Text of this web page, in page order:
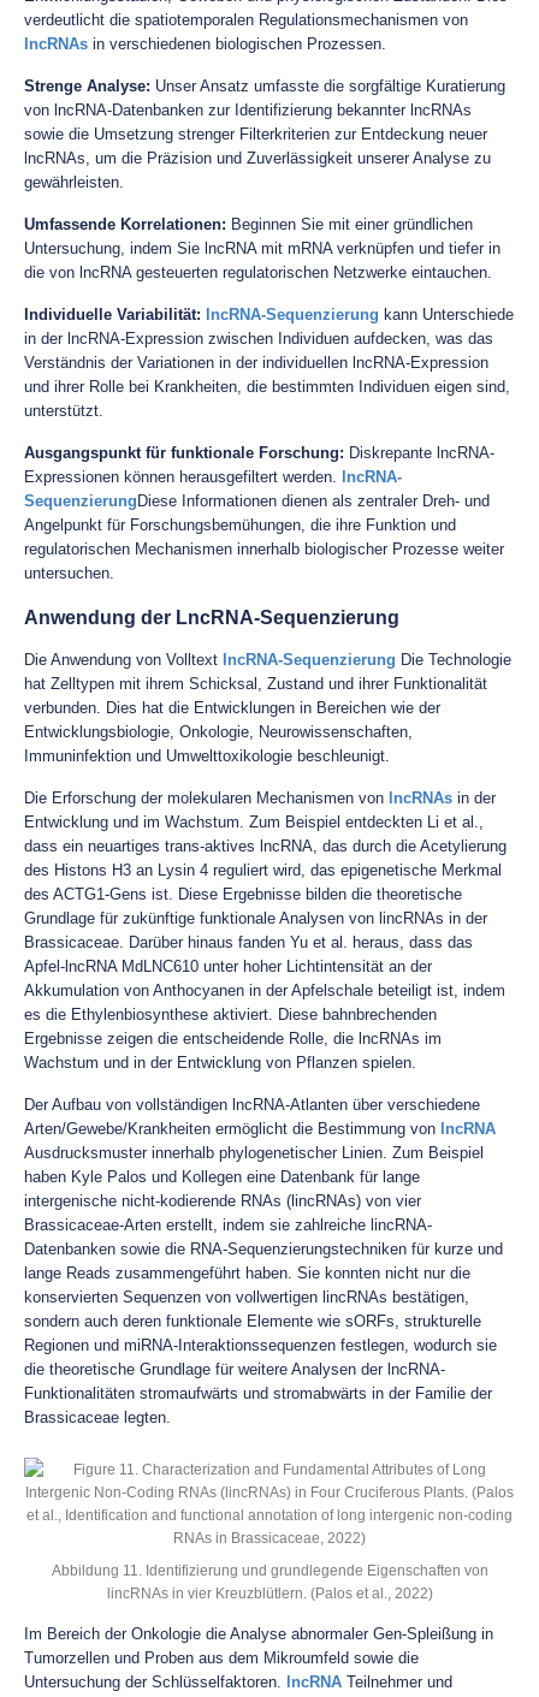
verdeutlicht die spatiotemporalen Regulationsmechanismen von
lncRNAs in verschiedenen biologischen Prozessen.
Strenge Analyse: Unser Ansatz umfasste die sorgfältige Kuratierung
von lncRNA-Datenbanken zur Identifizierung bekannter lncRNAs
sowie die Umsetzung strenger Filterkriterien zur Entdeckung neuer
lncRNAs, um die Präzision und Zuverlässigkeit unserer Analyse zu
gewährleisten.
Umfassende Korrelationen: Beginnen Sie mit einer gründlichen
Untersuchung, indem Sie lncRNA mit mRNA verknüpfen und tiefer in
die von lncRNA gesteuerten regulatorischen Netzwerke eintauchen.
Individuelle Variabilität: lncRNA-Sequenzierung kann Unterschiede
in der lncRNA-Expression zwischen Individuen aufdecken, was das
Verständnis der Variationen in der individuellen lncRNA-Expression
und ihrer Rolle bei Krankheiten, die bestimmten Individuen eigen sind,
unterstützt.
Ausgangspunkt für funktionale Forschung: Diskrepante lncRNA-
Expressionen können herausgefiltert werden.
lncRNA-
Sequenzierung Diese Informationen dienen als zentraler Dreh- und
Angelpunkt für Forschungsbemühungen, die ihre Funktion und
regulatorischen Mechanismen innerhalb biologischer Prozesse weiter
untersuchen.
Anwendung der LncRNA-Sequenzierung
Die Anwendung von Volltext lncRNA-Sequenzierung Die Technologie
hat Zelltypen mit ihrem Schicksal, Zustand und ihrer Funktionalität
verbunden. Dies hat die Entwicklungen in Bereichen wie der
Entwicklungsbiologie, Onkologie, Neurowissenschaften,
Immuninfektion und Umwelttoxikologie beschleunigt.
Die Erforschung der molekularen Mechanismen von lncRNAs in der
Entwicklung und im Wachstum. Zum Beispiel entdeckten Li et al.,
dass ein neuartiges trans-aktives lncRNA, das durch die Acetylierung
des Histons H3 an Lysin 4 reguliert wird, das epigenetische Merkmal
des ACTG1-Gens ist. Diese Ergebnisse bilden die theoretische
Grundlage für zukünftige funktionale Analysen von lincRNAs in der
Brassicaceae. Darüber hinaus fanden Yu et al. heraus, dass das
Apfel-lncRNA MdLNC610 unter hoher Lichtintensität an der
Akkumulation von Anthocyanen in der Apfelschale beteiligt ist, indem
es die Ethylenbiosynthese aktiviert. Diese bahnbrechenden
Ergebnisse zeigen die entscheidende Rolle, die lncRNAs im
Wachstum und in der Entwicklung von Pflanzen spielen.
Der Aufbau von vollständigen lncRNA-Atlanten über verschiedene
Arten/Gewebe/Krankheiten ermöglicht die Bestimmung von lncRNA
Ausdrucksmuster innerhalb phylogenetischer Linien. Zum Beispiel
haben Kyle Palos und Kollegen eine Datenbank für lange
intergenische nicht-kodierende RNAs (lincRNAs) von vier
Brassicaceae-Arten erstellt, indem sie zahlreiche lincRNA-
Datenbanken sowie die RNA-Sequenzierungstechniken für kurze und
lange Reads zusammengeführt haben. Sie konnten nicht nur die
konservierten Sequenzen von vollwertigen lincRNAs bestätigen,
sondern auch deren funktionale Elemente wie sORFs, strukturelle
Regionen und miRNA-Interaktionssequenzen festlegen, wodurch sie
die theoretische Grundlage für weitere Analysen der lncRNA-
Funktionalitäten stromaufwärts und stromabwärts in der Familie der
Brassicaceae legten.
Abbildung 11. Identifizierung und grundlegende Eigenschaften von
lincRNAs in vier Kreuzblütlern. (Palos et al., 2022)
Im Bereich der Onkologie die Analyse abnormaler Gen-Spleißung in
Tumorzellen und Proben aus dem Mikroumfeld sowie die
Untersuchung der Schlüsselfaktoren.
lncRNA Teilnehmer und